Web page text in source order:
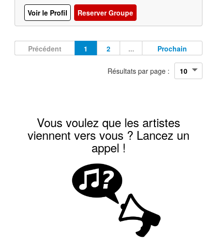
Voir le Profil
Reserver Groupe
Précédent 1 2 ... Prochain
Résultats par page :
Vous voulez que les artistes
viennent vers vous ? Lancez un
appel !